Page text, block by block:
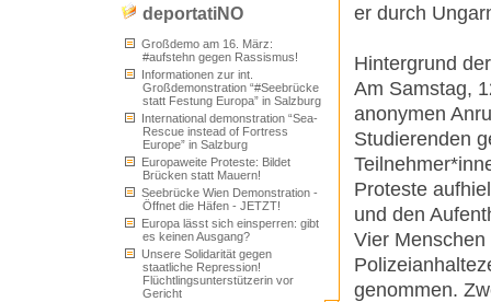
deportatiNO
Großdemo am 16. März:
#aufstehn gegen Rassismus!
Informationen zur int.
Großdemonstration “#Seebrücke
statt Festung Europa” in Salzburg
International demonstration “Sea-
Rescue instead of Fortress
Europe” in Salzburg
Europaweite Proteste: Bildet
Brücken statt Mauern!
Seebrücke Wien Demonstration -
Öffnet die Häfen - JETZT!
Europa lässt sich einsperren: gibt
es keinen Ausgang?
Unsere Solidarität gegen
staatliche Repression!
Flüchtlingsunterstützerin vor
Gericht
er durch
Hintergrund
Am Samstag,
anonymen
Studierenden
Proteste
und den
Vier
genommen.